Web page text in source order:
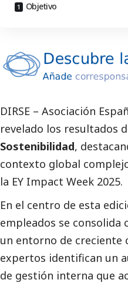
Objetivo
DIRSE – Asociación
revelado los resultados
Sostenibilidad,
contexto global
la EY Impact Week 2025.
En el centro de esta
empleados se consolida
un entorno de creciente
expertos identifican un
de gestión interna que